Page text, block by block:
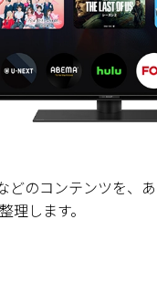
どのコンテンツを、
理します。